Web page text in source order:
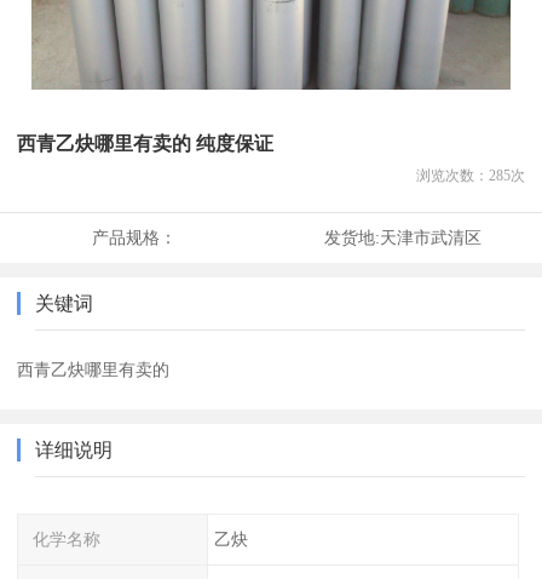
西青乙炔哪里有卖的 纯度保证
浏览次数： 285次
产品规格： 发货地:天津市武清区
关键词
西青乙炔哪里有卖的
详细说明
化学名称 乙炔